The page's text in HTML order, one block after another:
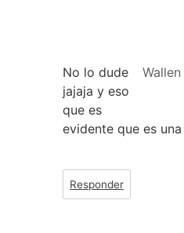
Wallen
No lo dude
jajaja y eso
que es
evidente que es
Responder